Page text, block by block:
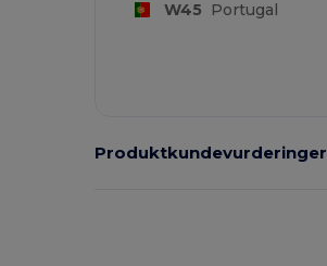
W45 Portugal
Produktkundevurderinger